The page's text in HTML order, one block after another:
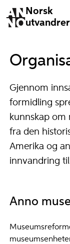
Norsk
Gjennom
formidling
kunnskap om
fra den
Amerika og
innvandring
Anno